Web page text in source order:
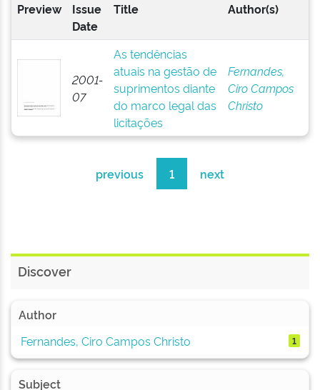
Preview
Issue
Date
Title Author(s)
2001-
07
As tendências
atuais na gestão de
suprimentos diante
do marco legal das
licitações
Fernandes,
Ciro Campos
Christo
previous 1 next
Discover
Author
Fernandes, Ciro Campos Christo
1
Subject